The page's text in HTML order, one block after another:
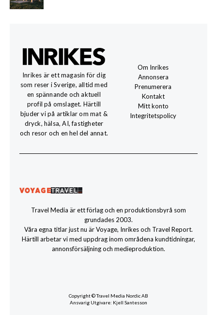
Inrikes är ett magasin för dig
som reser i Sverige, alltid med
en spännande och aktuell
profil på omslaget. Härtill
bjuder vi på artiklar om mat &
dryck, hälsa, AI, fastigheter
och resor och en hel del annat.
Om Inrikes
Annonsera
Prenumerera
Kontakt
Mitt konto
Integritetspolicy
Travel Media är ett förlag och en produktionsbyrå som
grundades 2003.
Våra egna titlar just nu är Voyage, Inrikes och Travel Report.
Härtill arbetar vi med uppdrag inom områdena kundtidningar,
annonsförsäljning och medieproduktion.
Copyright © Travel Media Nordic AB
Ansvarig Utgivare: Kjell Santesson